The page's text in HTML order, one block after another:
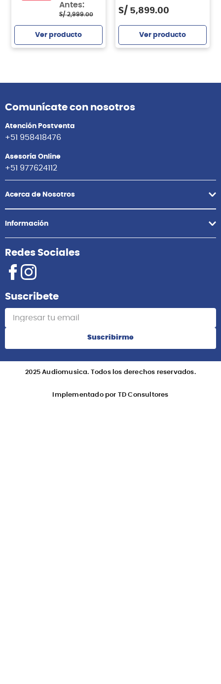
Antes:
S/ 2,999.00
Ver producto
S/ 5,899.00
Ver producto
Comunícate con nosotros
Atención Postventa
+51 958418476
Asesoría Online
+51 977624112
Acerca de Nosotros
Información
Redes Sociales
Suscribete
Suscribirme
2025 Audiomusica. Todos los derechos reservados.
Implementado por TD Consultores